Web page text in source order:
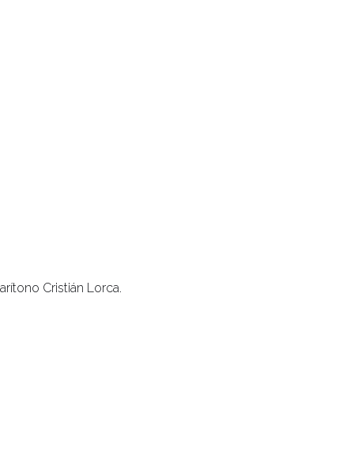
Cristián Lorca.